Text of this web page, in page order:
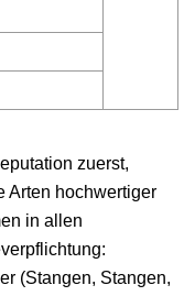
zuerst,
Arten hochwertiger
in allen
(Stangen, Stangen,